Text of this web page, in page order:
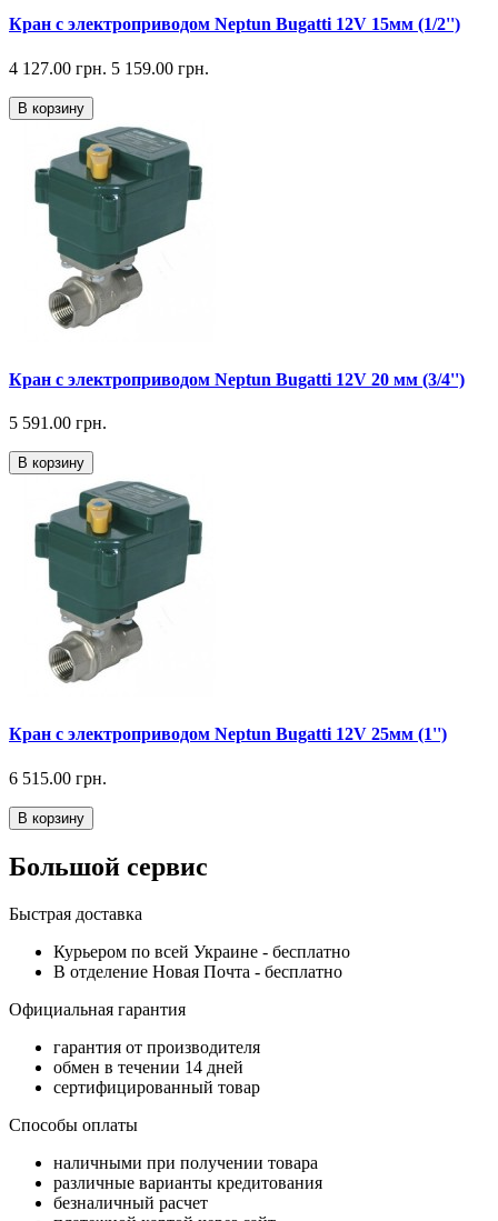
Кран с электроприводом Neptun Bugatti 12V 15мм (1/2'')
4 127.00 грн. 5 159.00 грн.
В корзину
Кран с электроприводом Neptun Bugatti 12V 20 мм (3/4'')
5 591.00 грн.
В корзину
Кран с электроприводом Neptun Bugatti 12V 25мм (1'')
6 515.00 грн.
В корзину
Большой сервис
Быстрая доставка
Курьером по всей Украине - бесплатно
В отделение Новая Почта - бесплатно
Официальная гарантия
гарантия от производителя
обмен в течении 14 дней
сертифицированный товар
Способы оплаты
наличными при получении товара
различные варианты кредитования
безналичный расчет